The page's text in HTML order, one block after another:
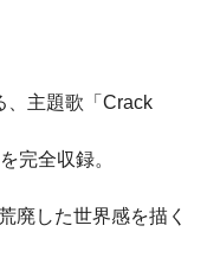
、主題歌「Crack
完全収録。
廃した世界感を描く